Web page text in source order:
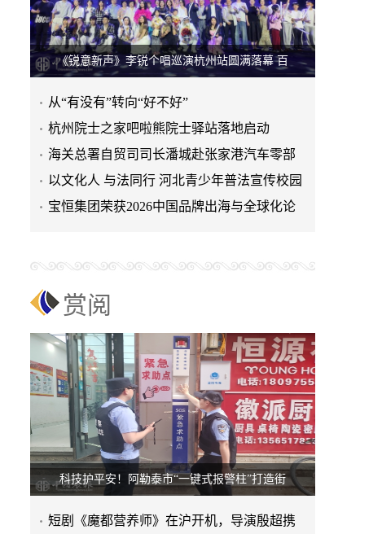
《锐意新声》李锐个唱巡演杭州站圆满落幕 百
从“有没有”转向“好不好”
杭州院士之家吧啦熊院士驿站落地启动
海关总署自贸司司长潘城赴张家港汽车零部
件再制造试点企业指导工
以文化人 与法同行 河北青少年普法宣传校园
行----走进赵县南柏
​宝恒集团荣获2026中国品牌出海与全球化论
赏阅
科技护平安！阿勒泰市“一键式报警柱”打造街
短剧《魔都营养师》在沪开机，导演殷超携